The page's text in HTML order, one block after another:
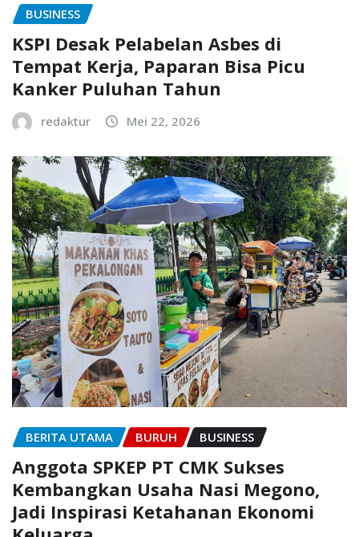
BUSINESS
KSPI Desak Pelabelan Asbes di
Tempat Kerja, Paparan Bisa Picu
Kanker Puluhan Tahun
redaktur Mei 22, 2026
BERITA UTAMA BURUH BUSINESS
Anggota SPKEP PT CMK Sukses
Kembangkan Usaha Nasi Megono,
Jadi Inspirasi Ketahanan Ekonomi